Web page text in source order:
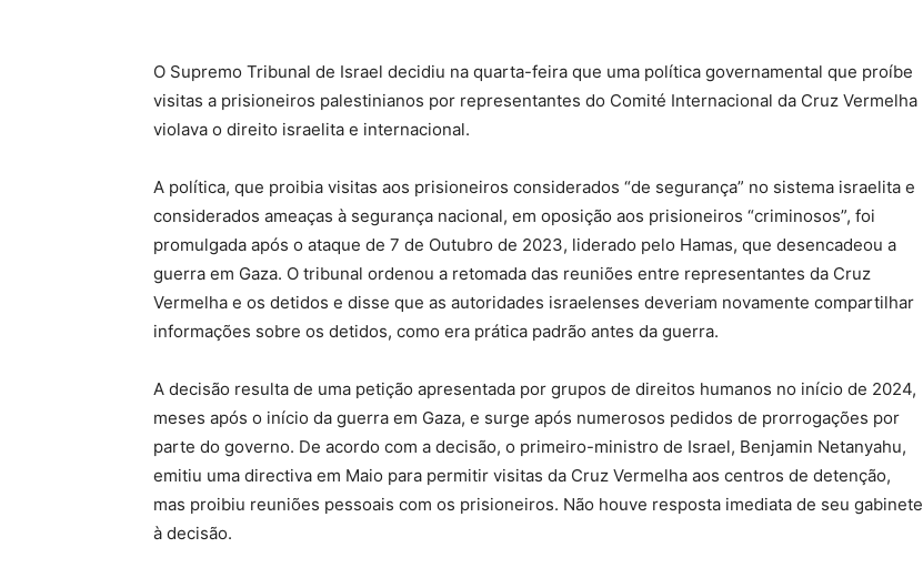
O Supremo Tribunal de Israel decidiu na quarta-feira que uma política governamental que proíbe
visitas a prisioneiros palestinianos por representantes do Comité Internacional da Cruz Vermelha
violava o direito israelita e internacional.
A política, que proibia visitas aos prisioneiros considerados “de segurança” no sistema israelita e
considerados ameaças à segurança nacional, em oposição aos prisioneiros “criminosos”, foi
promulgada após o ataque de 7 de Outubro de 2023, liderado pelo Hamas, que desencadeou a
guerra em Gaza. O tribunal ordenou a retomada das reuniões entre representantes da Cruz
Vermelha e os detidos e disse que as autoridades israelenses deveriam novamente compartilhar
informações sobre os detidos, como era prática padrão antes da guerra.
A decisão resulta de uma petição apresentada por grupos de direitos humanos no início de 2024,
meses após o início da guerra em Gaza, e surge após numerosos pedidos de prorrogações por
parte do governo. De acordo com a decisão, o primeiro-ministro de Israel, Benjamin Netanyahu,
emitiu uma directiva em Maio para permitir visitas da Cruz Vermelha aos centros de detenção,
mas proibiu reuniões pessoais com os prisioneiros. Não houve resposta imediata de seu gabinete
à decisão.